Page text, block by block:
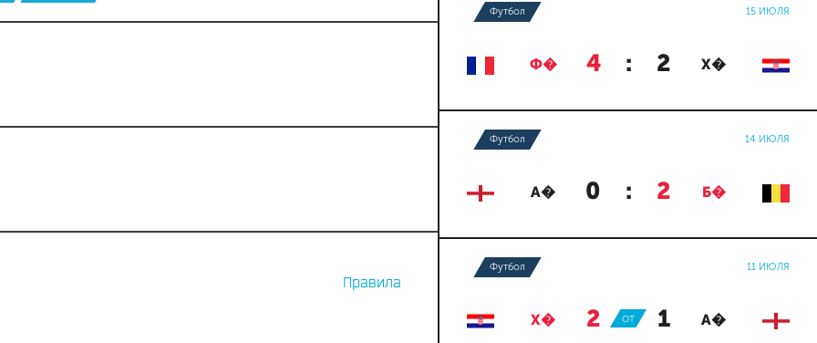
Правила
Футбол 15 ИЮЛЯ
Ф� 4 : 2 Х�
Футбол 14 ИЮЛЯ
А� 0 : 2 Б�
Футбол 11 ИЮЛЯ
Х� 2 : 1 А�
ОТ